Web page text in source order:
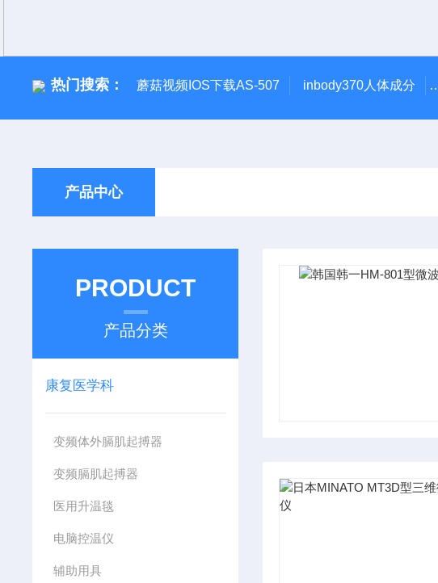
热门搜索： 蘑菇视频IOS下载AS-507 inbody370人体成分
产品中心
PRODUCT
产品分类
康复医学科
变频体外膈肌起搏器
变频膈肌起搏器
医用升温毯
电脑控温仪
辅助用具